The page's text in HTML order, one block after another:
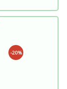
-20%